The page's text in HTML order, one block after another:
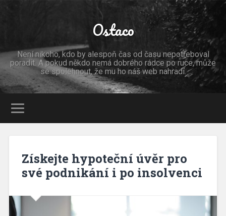
Ostaco
Není nikoho, kdo by alespoň čas od času nepotřeboval
poradit. A pokud někdo nemá dobrého rádce po ruce, může
se spolehnout, že mu ho náš web nahradí.
Získejte hypoteční úvěr pro
své podnikání i po insolvenci